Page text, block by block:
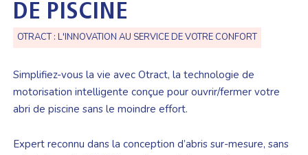
DE PISCINE
OTRACT : L'INNOVATION AU SERVICE DE VOTRE CONFORT
Simplifiez-vous la vie avec Otract, la technologie de
motorisation intelligente conçue pour ouvrir/fermer votre
abri de piscine sans le moindre effort.
Expert reconnu dans la conception d’abris sur-mesure, sans